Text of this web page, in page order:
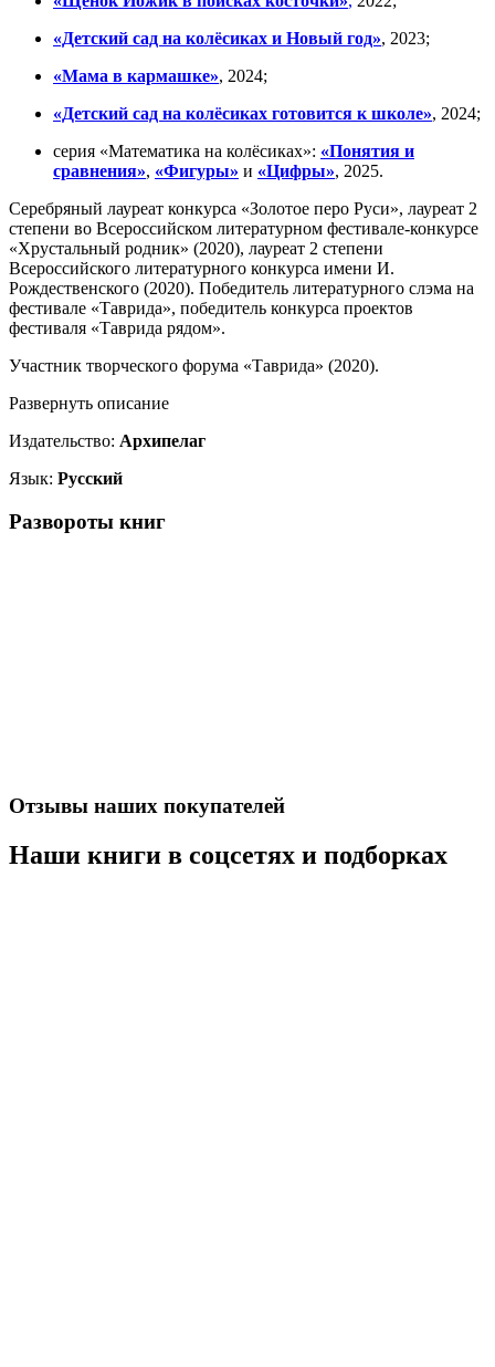
«Детский сад на колёсиках и Новый год», 2023;
«Мама в кармашке», 2024;
«Детский сад на колёсиках готовится к школе», 2024;
серия «Математика на колёсиках»: «Понятия и
сравнения», «Фигуры» и «Цифры», 2025.
Серебряный лауреат конкурса «Золотое перо Руси», лауреат 2
степени во Всероссийском литературном фестивале-конкурсе
«Хрустальный родник» (2020), лауреат 2 степени
Всероссийского литературного конкурса имени И.
Рождественского (2020). Победитель литературного слэма на
фестивале «Таврида», победитель конкурса проектов
фестиваля «Таврида рядом».
Участник творческого форума «Таврида» (2020).
Развернуть описание
Издательство: Архипелаг
Язык: Русский
Развороты книг
Отзывы наших покупателей
Наши книги в соцсетях и подборках